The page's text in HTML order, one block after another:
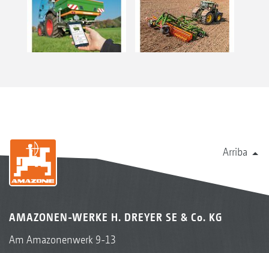
Arriba
AMAZONEN-WERKE H. DREYER SE & Co. KG
Am Amazonenwerk 9-13